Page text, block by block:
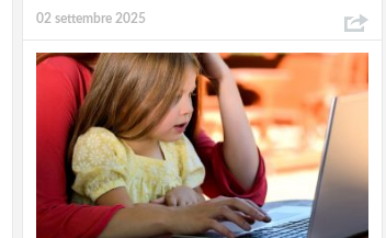
02 settembre 2025